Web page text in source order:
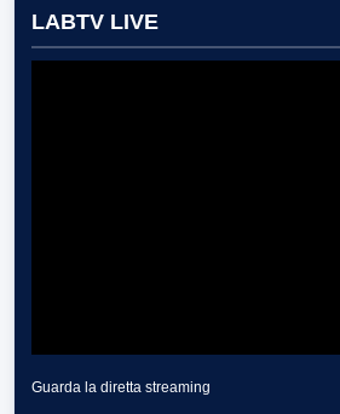
LABTV LIVE
Guarda la diretta streaming